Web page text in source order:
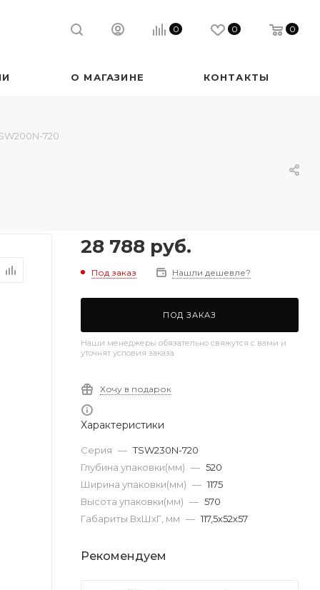
0 0 0
О МАГАЗИНЕ КОНТАКТЫ
720
28 788 руб.
Под заказ Нашли дешевле?
ПОД ЗАКАЗ
Наши менеджеры обязательно свяжутся с вами и
уточнят условия заказа
Хочу в подарок
Характеристики
Серия — ТSW230N-720
Глубина упаковки(мм) — 520
Ширина упаковки(мм) — 1175
Высота упаковки(мм) — 570
Габариты ВхШхГ, мм — 117,5х52х57
Рекомендуем